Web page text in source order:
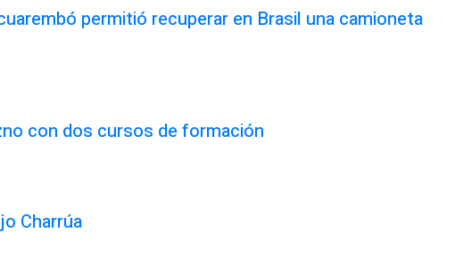
permitió recuperar en Brasil una camioneta
con dos cursos de formación
Charrúa